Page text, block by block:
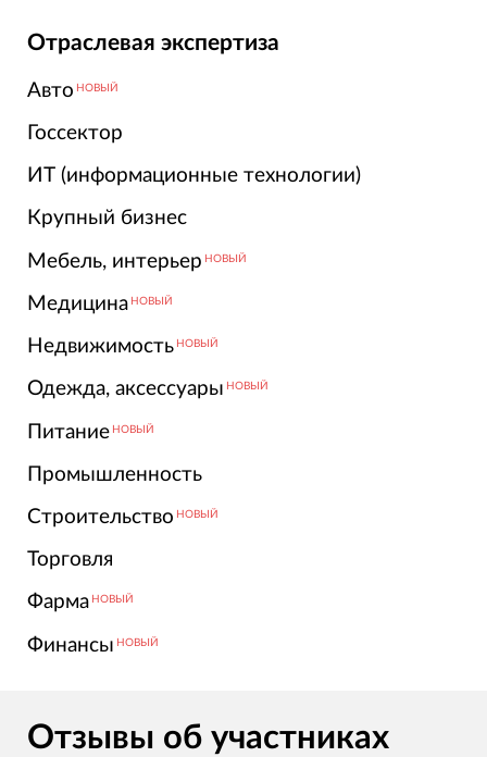
Отраслевая экспертиза
Авто НОВЫЙ
Госсектор
ИТ (информационные технологии)
Крупный бизнес
Мебель, интерьер НОВЫЙ
Медицина НОВЫЙ
Недвижимость НОВЫЙ
Одежда, аксессуары НОВЫЙ
Питание НОВЫЙ
Промышленность
Строительство НОВЫЙ
Торговля
Фарма НОВЫЙ
Финансы НОВЫЙ
Отзывы об участниках